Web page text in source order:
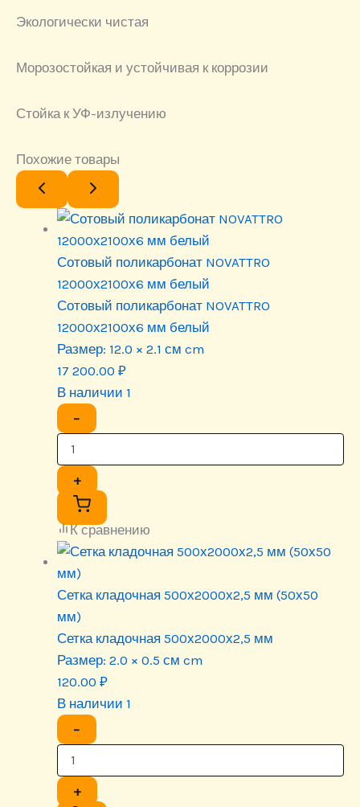
Экологически чистая
Морозостойкая и устойчивая к коррозии
Стойка к УФ-излучению
Похожие товары
Сотовый поликарбонат NOVATTRO
12000х2100х6 мм белый
Сотовый поликарбонат NOVATTRO
12000х2100х6 мм белый
Размер: 12.0 × 2.1 см cm
17 200.00 ₽
В наличии 1
−
+
К сравнению
Сетка кладочная 500х2000х2,5 мм (50х50
мм)
Сетка кладочная 500х2000х2,5 мм
Размер: 2.0 × 0.5 см cm
120.00 ₽
В наличии 1
−
+